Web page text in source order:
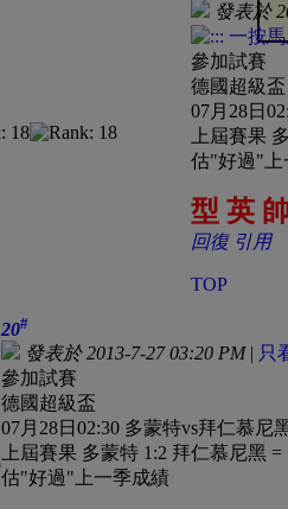
發表於
參加試賽
德國超級盃
07月28日
上屆賽果
估"好過"上
型 英
回復 引用
TOP
20#
發表於 2013-7-27 03:20 PM| 只
參加試賽
德國超級盃
07月28日02:30 多蒙特vs拜仁慕尼
上屆賽果 多蒙特 1:2 拜仁慕尼黑 =
估"好過"上一季成績